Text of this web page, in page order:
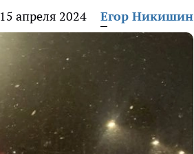
15 апреля 2024 Егор Никишин